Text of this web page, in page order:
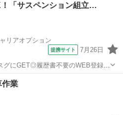
「サスペンション組立…
リアオプション
提携サイト 7月26日
グにGET◎履歴書不要のWEB登録
給1440円！伊達周辺！20代～40代
作業